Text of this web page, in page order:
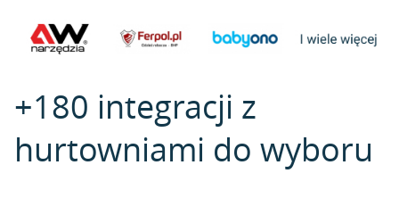
+180 integracji z
hurtowniami do wyboru